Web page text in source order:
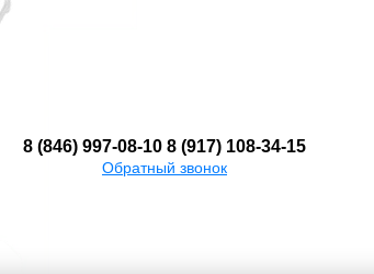
8 (846) 997-08-10 8 (917) 108-34-15
Обратный звонок